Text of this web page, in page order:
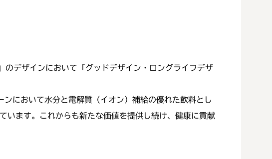
デザインにおいて「グッドデザイン・ロングライフデザ
において水分と電解質（イオン）補給の優れた飲料とし
います。これからも新たな価値を提供し続け、健康に貢献